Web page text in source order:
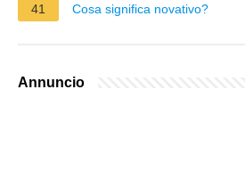
41 Cosa significa novativo?
Annuncio